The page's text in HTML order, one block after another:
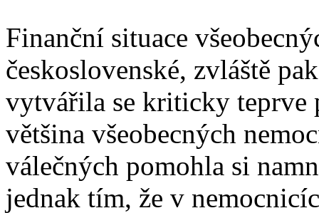
Finanční situace
československé, zvláště
vytvářila se kriticky teprve
většina všeobecných
válečných pomohla si
jednak tím, že v